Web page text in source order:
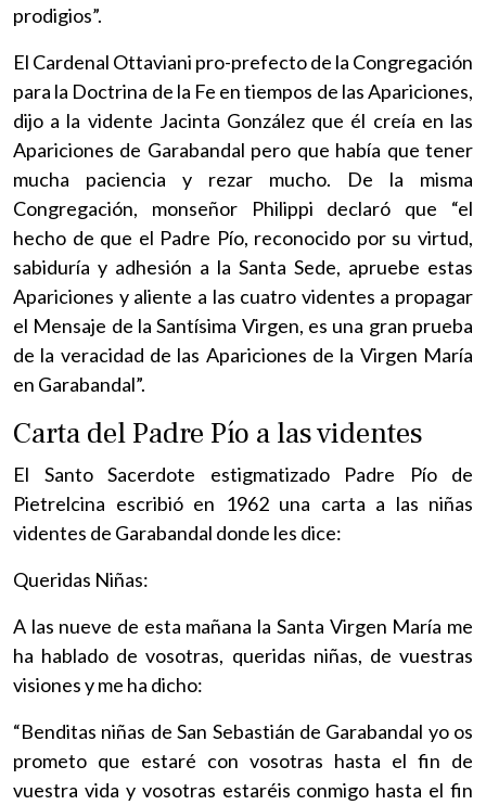
prodigios”.
El Cardenal Ottaviani pro-prefecto de la Congregación
para la Doctrina de la Fe en tiempos de las Apariciones,
dijo a la vidente Jacinta González que él creía en las
Apariciones de Garabandal pero que había que tener
mucha paciencia y rezar mucho. De la misma
Congregación, monseñor Philippi declaró que “el
hecho de que el Padre Pío, reconocido por su virtud,
sabiduría y adhesión a la Santa Sede, apruebe estas
Apariciones y aliente a las cuatro videntes a propagar
el Mensaje de la Santísima Virgen, es una gran prueba
de la veracidad de las Apariciones de la Virgen María
en Garabandal”.
Carta del Padre Pío a las videntes
El Santo Sacerdote estigmatizado Padre Pío de
Pietrelcina escribió en 1962 una carta a las niñas
videntes de Garabandal donde les dice:
Queridas Niñas:
A las nueve de esta mañana la Santa Virgen María me
ha hablado de vosotras, queridas niñas, de vuestras
visiones y me ha dicho:
“Benditas niñas de San Sebastián de Garabandal yo os
prometo que estaré con vosotras hasta el fin de
vuestra vida y vosotras estaréis conmigo hasta el fin